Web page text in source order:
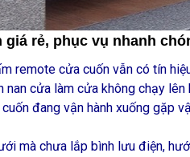
rẻ, phục vụ nhanh
remote cửa cuốn vẫn có tín
nan cửa làm cửa không chạy
đang vận hành xuống gặp
mà chưa lắp bình lưu điện,